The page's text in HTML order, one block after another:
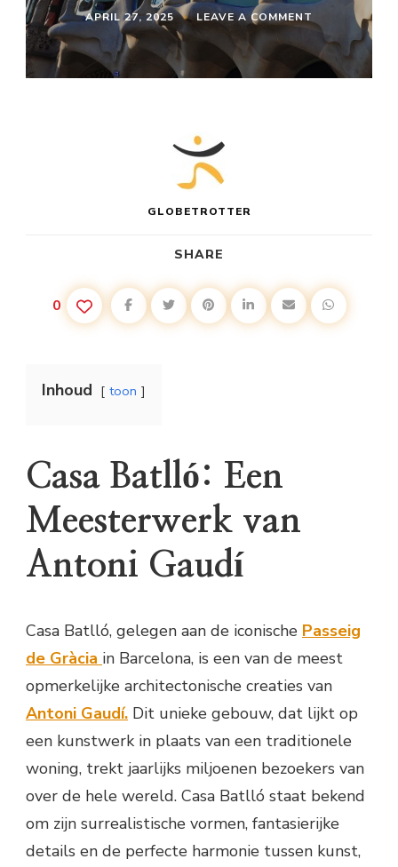
APRIL 27, 2025 LEAVE A COMMENT
CASA
BATLLÓ
GLOBETROTTER
SHARE
0
Inhoud toon
Casa Batlló: Een
Meesterwerk van
Antoni Gaudí
Casa Batlló, gelegen aan de iconische Passeig
de Gràcia in Barcelona, is een van de meest
opmerkelijke architectonische creaties van
Antoni Gaudí. Dit unieke gebouw, dat lijkt op
een kunstwerk in plaats van een traditionele
woning, trekt jaarlijks miljoenen bezoekers van
over de hele wereld. Casa Batlló staat bekend
om zijn surrealistische vormen, fantasierijke
details en de perfecte harmonie tussen kunst,